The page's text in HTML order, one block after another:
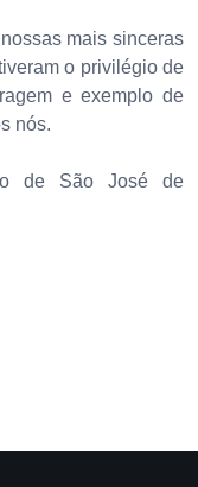
mais sinceras
o privilégio de
e exemplo de
nós.
de São José de